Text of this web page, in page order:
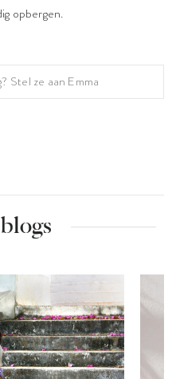
opbergen.
Stel ze aan Emma